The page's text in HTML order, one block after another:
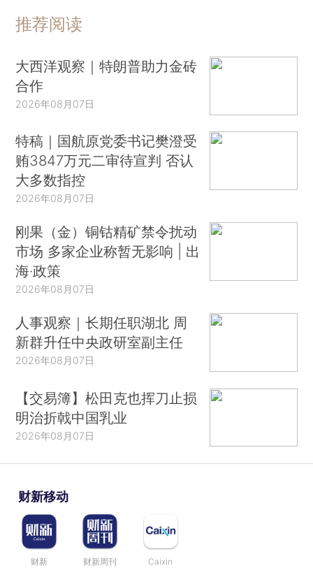
推荐阅读
大西洋观察｜特朗普助力金砖
合作
2026年08月07日
特稿｜国航原党委书记樊澄受
贿3847万元二审待宣判 否认
大多数指控
2026年08月07日
刚果（金）铜钴精矿禁令扰动
市场 多家企业称暂无影响 | 出
海·政策
2026年08月07日
人事观察｜长期任职湖北 周
新群升任中央政研室副主任
2026年08月07日
【交易簿】松田克也挥刀止损
明治折戟中国乳业
2026年08月07日
财新移动
财新 财新周刊 Caixin